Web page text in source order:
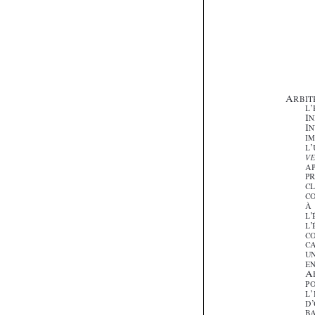











